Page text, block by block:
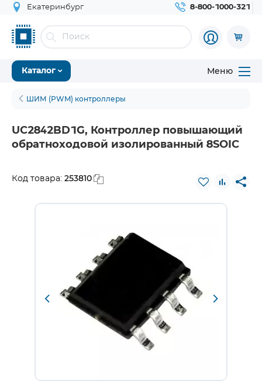
Екатеринбург 8-800-1000-321
Каталог Меню
ШИМ (PWM) контроллеры
UC2842BD1G, Контроллер повышающий
обратноходовой изолированный 8SOIC
Код товара: 253810